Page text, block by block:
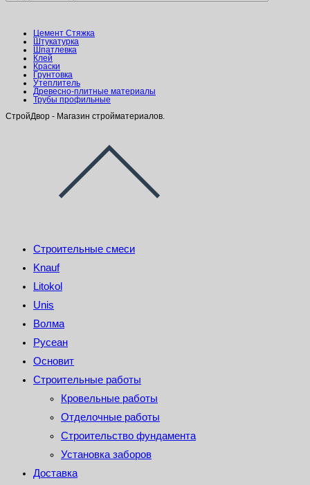
Цемент Стяжка
Штукатурка
Шпатлевка
Клей
Краски
Грунтовка
Утеплитель
Древесно-плитные материалы
Трубы профильные
СтройДвор - Магазин стройматериалов.
Строительные смеси
Knauf
Litokol
Unis
Волма
Русеан
Основит
Строительные работы
Кровельные работы
Отделочные работы
Строительство фундамента
Установка заборов
Доставка